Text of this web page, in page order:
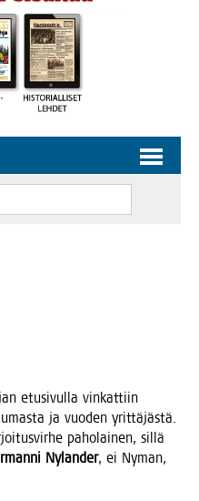
etusi­vul­la vin­kat­tiin
ja vuo­den yrit­tä­jäs­tä.
paho­lai­nen, sil­lä
Nylan­der, ei Nyman,